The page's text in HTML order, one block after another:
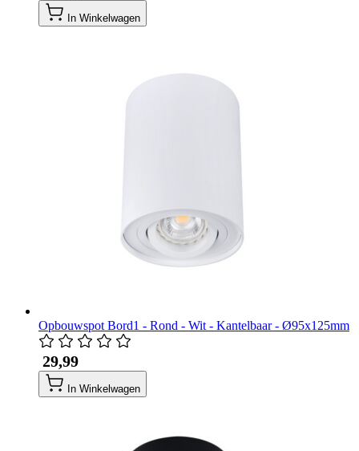
In Winkelwagen
Opbouwspot Bord1 - Rond - Wit - Kantelbaar - Ø95x125mm
​ 29,99
In Winkelwagen